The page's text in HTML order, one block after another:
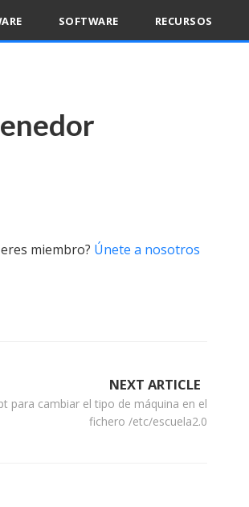
SOFTWARE RECURSOS
miembro? Únete a nosotros
NEXT ARTICLE
para cambiar el tipo de máquina en el
fichero /etc/escuela2.0